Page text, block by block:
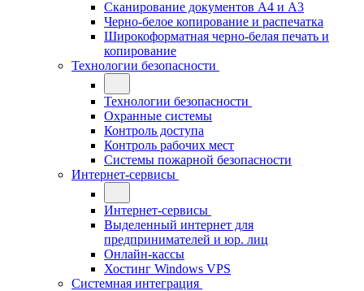
Сканирование документов А4 и А3
Черно-белое копирование и распечатка
Широкоформатная черно-белая печать и
копирование
Технологии безопасности
Технологии безопасности
Охранные системы
Контроль доступа
Контроль рабочих мест
Системы пожарной безопасности
Интернет-сервисы
Интернет-сервисы
Выделенный интернет для
предпринимателей и юр. лиц
Онлайн-кассы
Хостинг Windows VPS
Системная интеграция